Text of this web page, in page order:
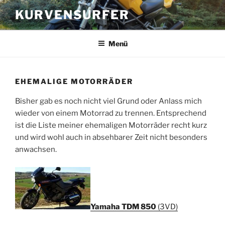
Zum
Inhalt
springen
KURVENSURFER
Menü
EHEMALIGE MOTORRÄDER
Bisher gab es noch nicht viel Grund oder Anlass mich
wieder von einem Motorrad zu trennen. Entsprechend
ist die Liste meiner ehemaligen Motorräder recht kurz
und wird wohl auch in absehbarer Zeit nicht besonders
anwachsen.
Yamaha TDM 850 (3VD)